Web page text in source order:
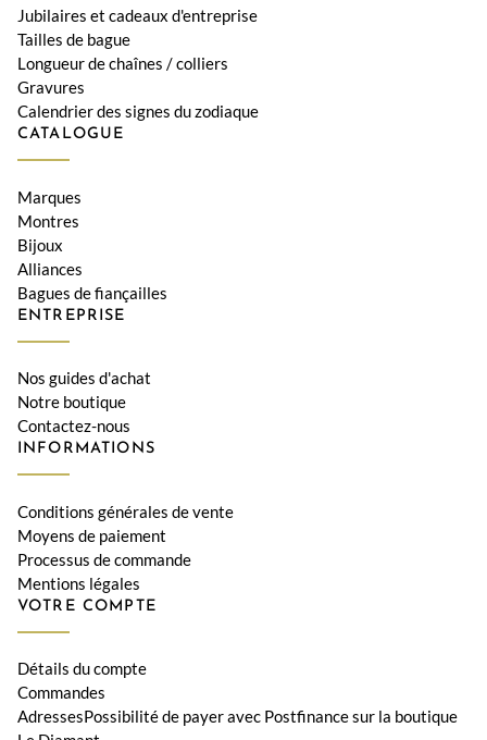
Jubilaires et cadeaux d'entreprise
Tailles de bague
Longueur de chaînes / colliers
Gravures
Calendrier des signes du zodiaque
CATALOGUE
Marques
Montres
Bijoux
Alliances
Bagues de fiançailles
ENTREPRISE
Nos guides d'achat
Notre boutique
Contactez-nous
INFORMATIONS
Conditions générales de vente
Moyens de paiement
Processus de commande
Mentions légales
VOTRE COMPTE
Détails du compte
Commandes
AdressesPossibilité de payer avec Postfinance sur la boutique